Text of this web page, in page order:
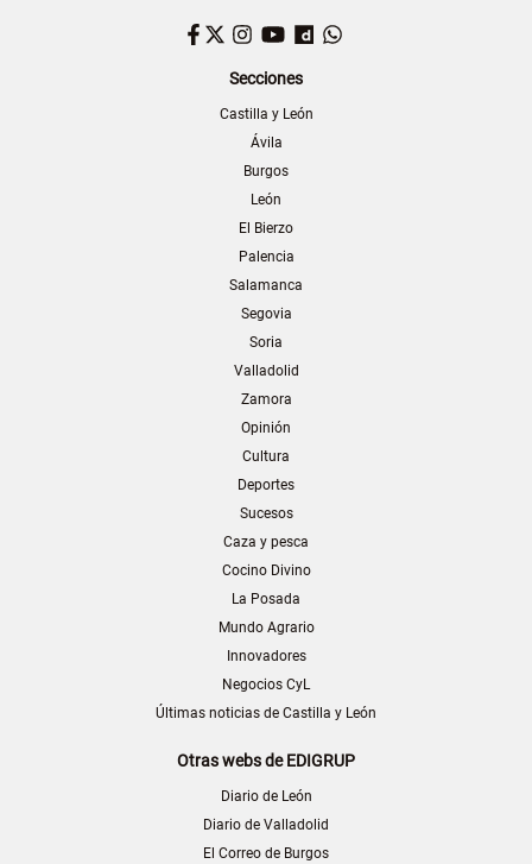
Facebook
TwitterInstagram
YouTubeDailymotion
Secciones
Castilla y León
Ávila
Burgos
León
El Bierzo
Palencia
Salamanca
Segovia
Soria
Valladolid
Zamora
Opinión
Cultura
Deportes
Sucesos
Caza y pesca
Cocino Divino
La Posada
Mundo Agrario
Innovadores
Negocios CyL
Últimas noticias de Castilla y León
Otras webs de EDIGRUP
Diario de León
Diario de Valladolid
El Correo de Burgos